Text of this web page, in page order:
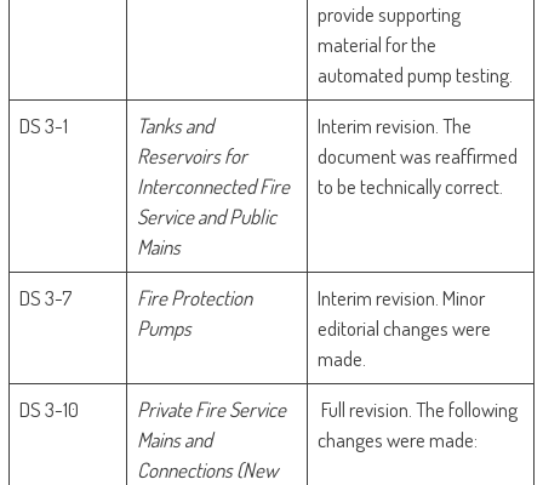
provide supporting
material for the
automated pump testing.
DS 3-1
Tanks and
Reservoirs for
Interconnected Fire
Service and Public
Mains
Interim revision. The
document was reaffirmed
to be technically correct.
DS 3-7
Fire Protection
Pumps
Interim revision. Minor
editorial changes were
made.
DS 3-10
Private Fire Service
Mains and
Connections (New
Full revision. The following
changes were made: